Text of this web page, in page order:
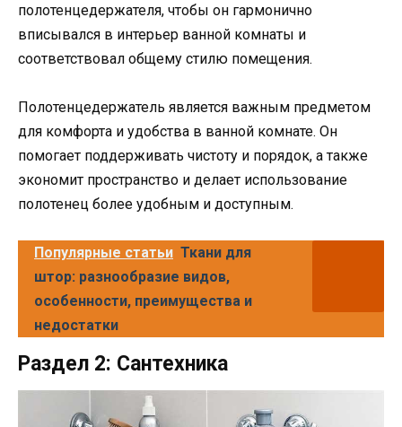
полотенцедержателя, чтобы он гармонично
вписывался в интерьер ванной комнаты и
соответствовал общему стилю помещения.
Полотенцедержатель является важным предметом
для комфорта и удобства в ванной комнате. Он
помогает поддерживать чистоту и порядок, а также
экономит пространство и делает использование
полотенец более удобным и доступным.
Популярные статьи Ткани для
штор: разнообразие видов,
особенности, преимущества и
недостатки
Раздел 2: Сантехника